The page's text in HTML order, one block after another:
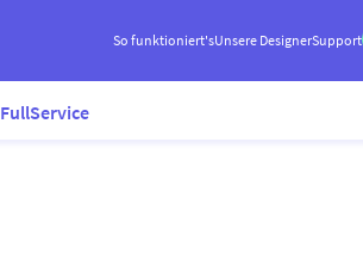
So funktioniert'sUnsere DesignerSupport
FullService